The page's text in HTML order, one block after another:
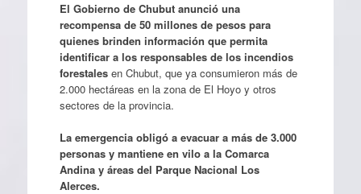
El Gobierno de Chubut anunció una
recompensa de 50 millones de pesos para
quienes brinden información que permita
identificar a los responsables de los incendios
forestalesen Chubut, que ya consumieron más de
2.000 hectáreas en la zona de El Hoyo y otros
sectores de la provincia.
La emergencia obligó a evacuar a más de 3.000
personas y mantiene en vilo a la Comarca
Andina y áreas del Parque Nacional Los
Alerces.